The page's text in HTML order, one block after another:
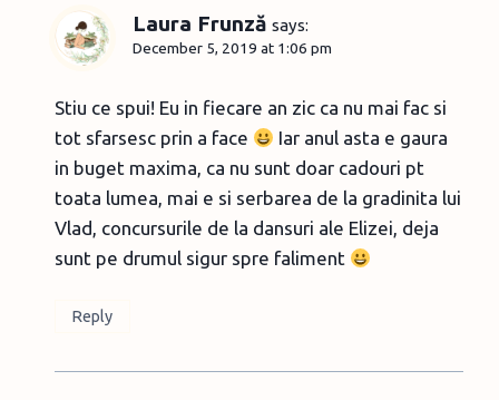
Laura Frunză says:
December 5, 2019 at 1:06 pm
Stiu ce spui! Eu in fiecare an zic ca nu mai fac si
tot sfarsesc prin a face
Iar anul asta e gaura
in buget maxima, ca nu sunt doar cadouri pt
toata lumea, mai e si serbarea de la gradinita lui
Vlad, concursurile de la dansuri ale Elizei, deja
sunt pe drumul sigur spre faliment
Reply